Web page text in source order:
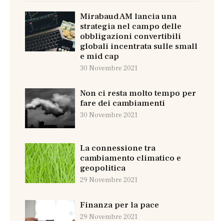
Mirabaud AM lancia una
strategia nel campo delle
obbligazioni convertibili
globali incentrata sulle small
e mid cap
30 Novembre 2021
Non ci resta molto tempo per
fare dei cambiamenti
30 Novembre 2021
La connessione tra
cambiamento climatico e
geopolitica
29 Novembre 2021
Finanza per la pace
29 Novembre 2021